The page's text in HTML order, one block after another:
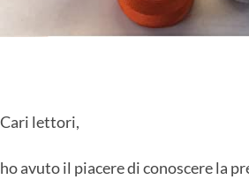
Cari lettori,
ho avuto il piacere di conoscere la